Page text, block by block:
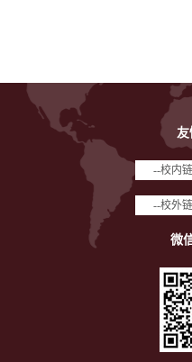
--校内
--校外
微